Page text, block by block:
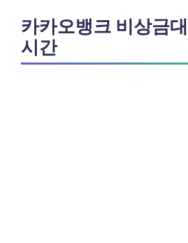
카카오뱅크 비상금
시간